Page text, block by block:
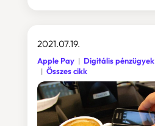
2021.07.19.
Apple Pay Digitális pénzügyek
Összes cikk